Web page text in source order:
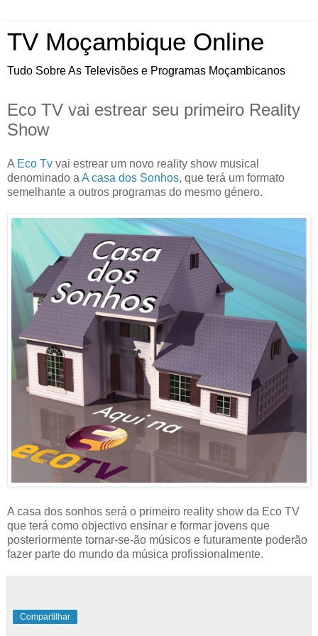
TV Moçambique Online
Tudo Sobre As Televisões e Programas Moçambicanos
Eco TV vai estrear seu primeiro Reality
Show
A Eco Tv vai estrear um novo reality show musical
denominado a A casa dos Sonhos, que terá um formato
semelhante a outros programas do mesmo género.
A casa dos sonhos será o primeiro reality show da Eco TV
que terá como objectivo ensinar e formar jovens que
posteriormente tornar-se-ão músicos e futuramente poderão
fazer parte do mundo da música profissionalmente.
Compartilhar